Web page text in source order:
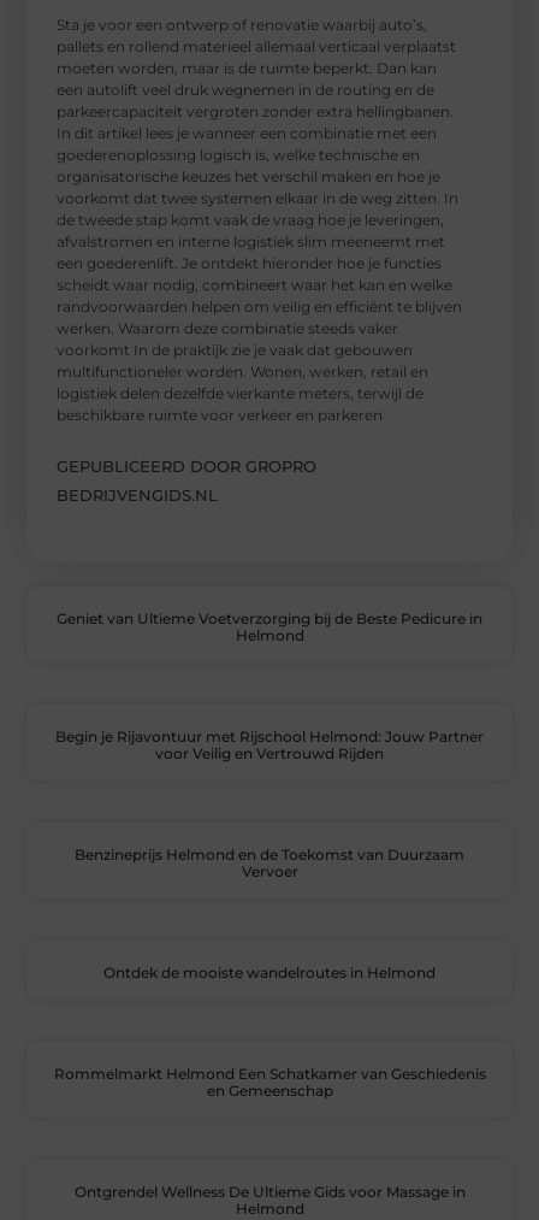
Sta je voor een ontwerp of renovatie waarbij auto’s,
pallets en rollend materieel allemaal verticaal verplaatst
moeten worden, maar is de ruimte beperkt. Dan kan
een autolift veel druk wegnemen in de routing en de
parkeercapaciteit vergroten zonder extra hellingbanen.
In dit artikel lees je wanneer een combinatie met een
goederenoplossing logisch is, welke technische en
organisatorische keuzes het verschil maken en hoe je
voorkomt dat twee systemen elkaar in de weg zitten. In
de tweede stap komt vaak de vraag hoe je leveringen,
afvalstromen en interne logistiek slim meeneemt met
een goederenlift. Je ontdekt hieronder hoe je functies
scheidt waar nodig, combineert waar het kan en welke
randvoorwaarden helpen om veilig en efficiënt te blijven
werken. Waarom deze combinatie steeds vaker
voorkomt In de praktijk zie je vaak dat gebouwen
multifunctioneler worden. Wonen, werken, retail en
logistiek delen dezelfde vierkante meters, terwijl de
beschikbare ruimte voor verkeer en parkeren
GEPUBLICEERD DOOR GROPRO
BEDRIJVENGIDS.NL
Geniet van Ultieme Voetverzorging bij de Beste Pedicure in
Helmond
Begin je Rijavontuur met Rijschool Helmond: Jouw Partner
voor Veilig en Vertrouwd Rijden
Benzineprijs Helmond en de Toekomst van Duurzaam
Vervoer
Ontdek de mooiste wandelroutes in Helmond
Rommelmarkt Helmond Een Schatkamer van Geschiedenis
en Gemeenschap
Ontgrendel Wellness De Ultieme Gids voor Massage in
Helmond